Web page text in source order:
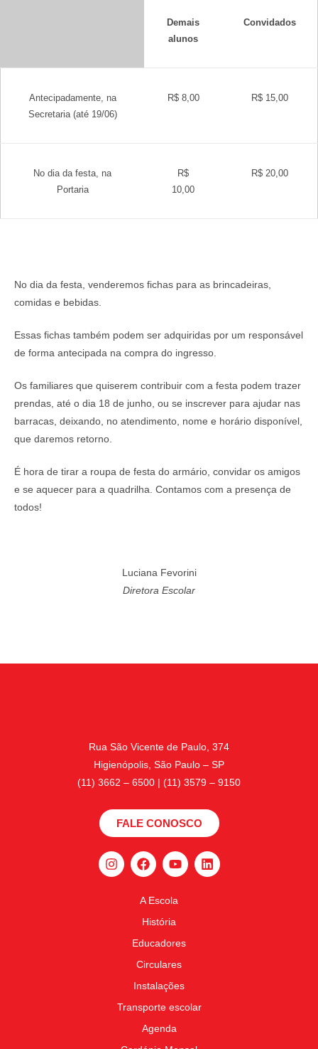
Demais
alunos
Convidados
Antecipadamente, na
Secretaria (até 19/06)
R$ 8,00 R$ 15,00
No dia da festa, na
Portaria
R$
10,00
R$ 20,00
No dia da festa, venderemos fichas para as brincadeiras,
comidas e bebidas.
Essas fichas também podem ser adquiridas por um responsável
de forma antecipada na compra do ingresso.
Os familiares que quiserem contribuir com a festa podem trazer
prendas, até o dia 18 de junho, ou se inscrever para ajudar nas
barracas, deixando, no atendimento, nome e horário disponível,
que daremos retorno.
É hora de tirar a roupa de festa do armário, convidar os amigos
e se aquecer para a quadrilha. Contamos com a presença de
todos!
Luciana Fevorini
Diretora Escolar
Rua São Vicente de Paulo, 374
Higienópolis, São Paulo – SP
(11) 3662 – 6500 | (11) 3579 – 9150
FALE CONOSCO
A Escola
História
Educadores
Circulares
Instalações
Transporte escolar
Agenda